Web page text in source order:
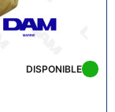
DISPONIBLE